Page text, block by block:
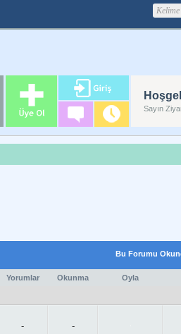
Sayın
Forum
Reklam Alanı
Bu Forumu
Yorumlar Okunma Oyla
- -